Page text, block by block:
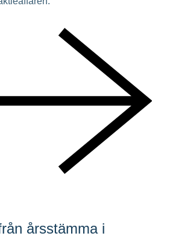
årsstämma i